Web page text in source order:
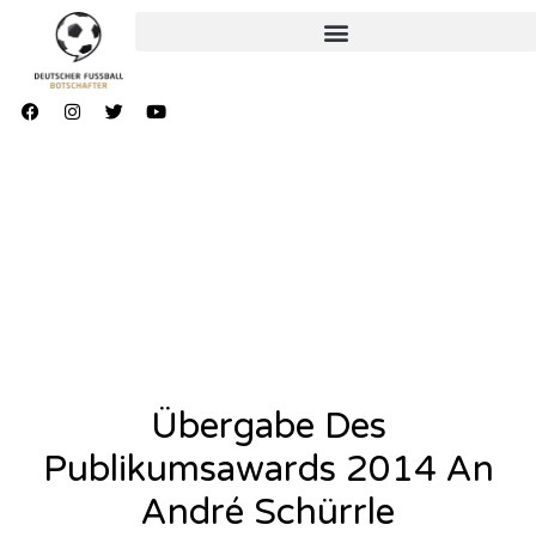
Übergabe Des
Publikumsawards 2014 An
André Schürrle